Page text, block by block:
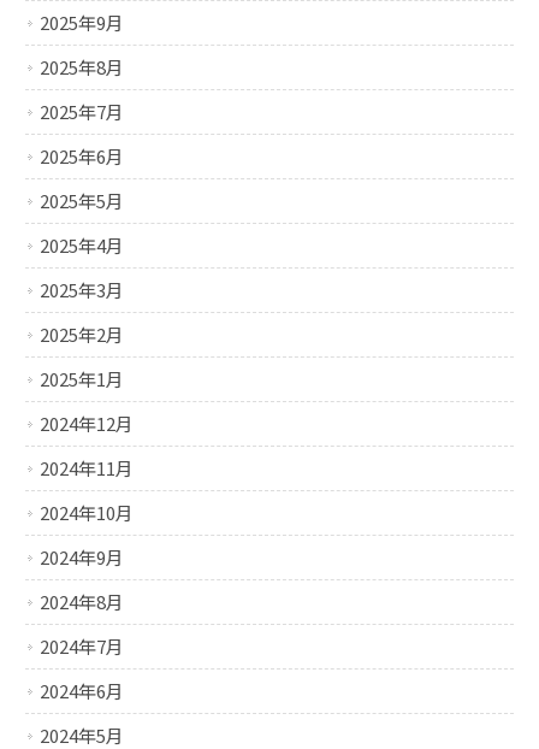
2025年9月
2025年8月
2025年7月
2025年6月
2025年5月
2025年4月
2025年3月
2025年2月
2025年1月
2024年12月
2024年11月
2024年10月
2024年9月
2024年8月
2024年7月
2024年6月
2024年5月